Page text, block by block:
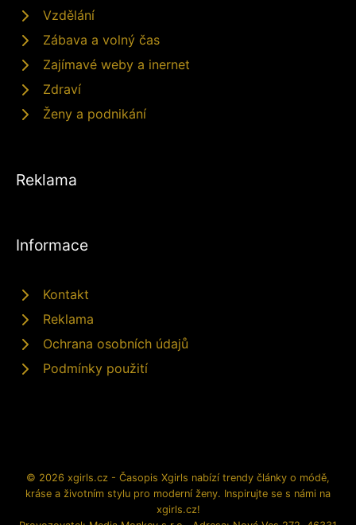
Vzdělání
Zábava a volný čas
Zajímavé weby a inernet
Zdraví
Ženy a podnikání
Reklama
Informace
Kontakt
Reklama
Ochrana osobních údajů
Podmínky použití
© 2026 xgirls.cz - Časopis Xgirls nabízí trendy články o módě,
kráse a životním stylu pro moderní ženy. Inspirujte se s námi na
xgirls.cz!